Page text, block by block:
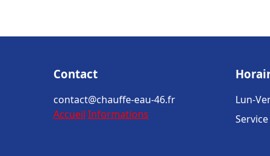
Contact
contact@chauffe-eau-46.fr
Accueil Informations
Lun-